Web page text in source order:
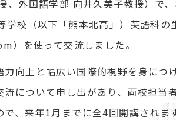
、外国語学部 向井久美子教授）で
学校（以下「熊本北高」）英語科の
）を使って交流しました。
向上と幅広い国際的視野を身につ
について申し出があり、両校担当
、来年1月までに全4回開講されま